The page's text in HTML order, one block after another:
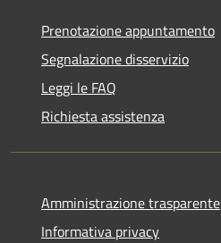
Prenotazione appuntamento
Segnalazione disservizio
Leggi le FAQ
Richiesta assistenza
Amministrazione trasparente
Informativa privacy